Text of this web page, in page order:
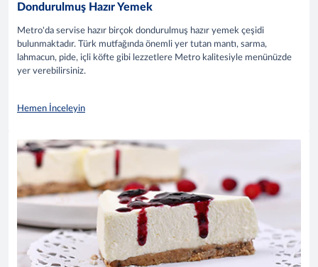
Dondurulmuş Hazır Yemek
Metro'da servise hazır birçok dondurulmuş hazır yemek çeşidi
bulunmaktadır. Türk mutfağında önemli yer tutan mantı, sarma,
lahmacun, pide, içli köfte gibi lezzetlere Metro kalitesiyle menünüzde
yer verebilirsiniz.
Hemen İnceleyin